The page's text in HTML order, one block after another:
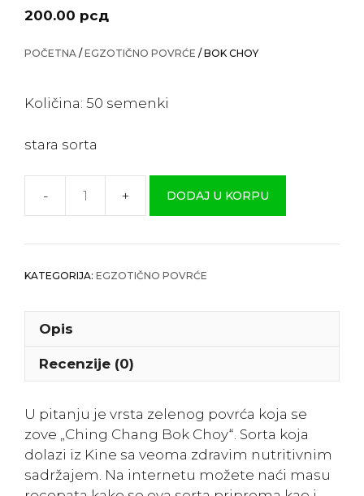
200.00 рсд
POČETNA / EGZOTIČNO POVRĆE / BOK CHOY
Količina: 50 semenki
stara sorta
Bok
količina
DODAJ U KORPU
KATEGORIJA: EGZOTIČNO POVRĆE
Opis
Recenzije (0)
U pitanju je vrsta zelenog povrća koja se
zove „Ching Chang Bok Choy“. Sorta koja
dolazi iz Kine sa veoma zdravim nutritivnim
sadržajem. Na internetu možete naći masu